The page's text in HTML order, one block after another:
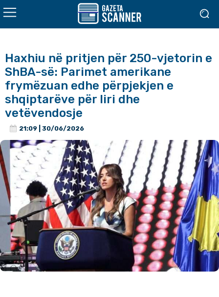
Haxhiu në pritjen për 250-vjetorin e
ShBA-së: Parimet amerikane
frymëzuan edhe përpjekjen e
shqiptarëve për liri dhe
vetëvendosje
21:09 | 30/06/2026